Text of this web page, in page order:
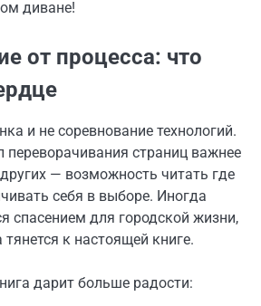
диване!
от процесса: что
и не соревнование технологий.
переворачивания страниц важнее
— возможность читать где
себя в выборе. Иногда
спасением для городской жизни,
к настоящей книге.
дарит больше радости: